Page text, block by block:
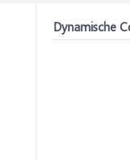
Dynamische